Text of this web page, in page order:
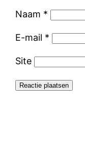
Naam *
E-mail *
Site